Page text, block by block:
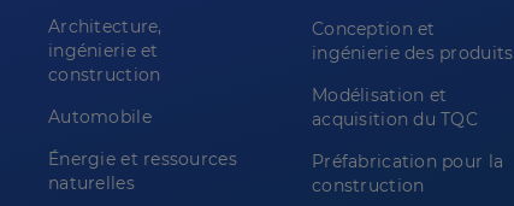
Architecture,
ingénierie et
construction
Automobile
Énergie et ressources
naturelles
Conception et
ingénierie des produits
Modélisation et
acquisition du TQC
Préfabrication pour la
construction